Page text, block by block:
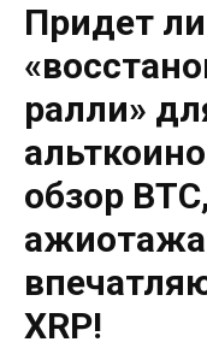
Придет ли
ралли»
обзор
XRP!